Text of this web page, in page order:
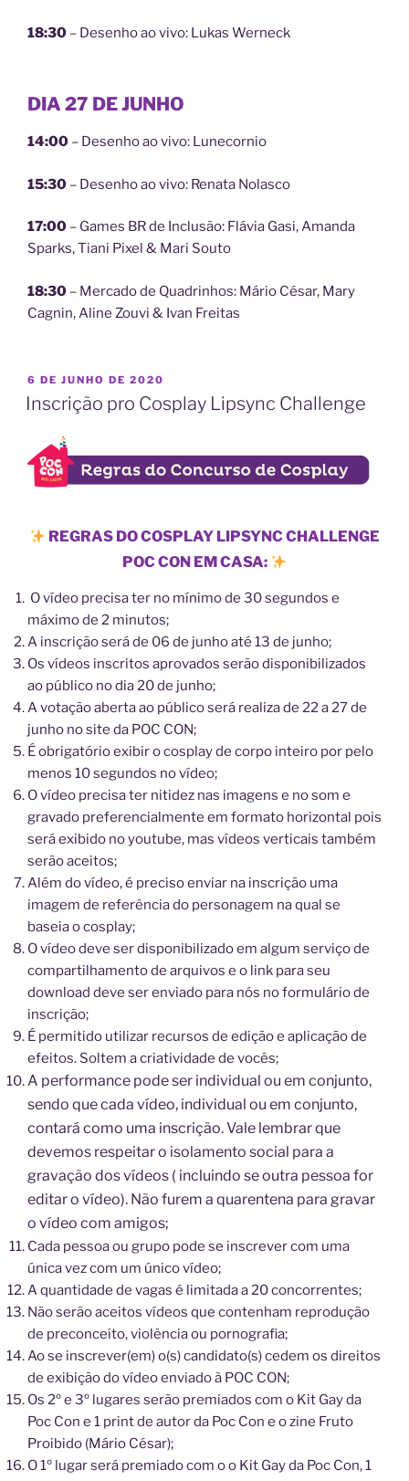
18:30 – Desenho ao vivo: Lukas Werneck
DIA 27 DE JUNHO
14:00 – Desenho ao vivo: Lunecornio
15:30 – Desenho ao vivo: Renata Nolasco
17:00 – Games BR de Inclusão: Flávia Gasi, Amanda
Sparks, Tiani Pixel & Mari Souto
18:30 – Mercado de Quadrinhos: Mário César, Mary
Cagnin, Aline Zouvi & Ivan Freitas
PUBLICADO
EM
6 DE JUNHO DE 2020
Inscrição pro Cosplay Lipsync Challenge
REGRAS DO COSPLAY LIPSYNC CHALLENGE
POC CON EM CASA:
O vídeo precisa ter no mínimo de 30 segundos e
máximo de 2 minutos;
A inscrição será de 06 de junho até 13 de junho;
Os vídeos inscritos aprovados serão disponibilizados
ao público no dia 20 de junho;
A votação aberta ao público será realiza de 22 a 27 de
junho no site da POC CON;
É obrigatório exibir o cosplay de corpo inteiro por pelo
menos 10 segundos no vídeo;
O vídeo precisa ter nitidez nas imagens e no som e
gravado preferencialmente em formato horizontal pois
será exibido no youtube, mas vídeos verticais também
serão aceitos;
Além do vídeo, é preciso enviar na inscrição uma
imagem de referência do personagem na qual se
baseia o cosplay;
O vídeo deve ser disponibilizado em algum serviço de
compartilhamento de arquivos e o link para seu
download deve ser enviado para nós no formulário de
inscrição;
É permitido utilizar recursos de edição e aplicação de
efeitos. Soltem a criatividade de vocês;
A performance pode ser individual ou em conjunto,
sendo que cada vídeo, individual ou em conjunto,
contará como uma inscrição. Vale lembrar que
devemos respeitar o isolamento social para a
gravação dos vídeos ( incluindo se outra pessoa for
editar o vídeo). Não furem a quarentena para gravar
o vídeo com amigos;
Cada pessoa ou grupo pode se inscrever com uma
única vez com um único vídeo;
A quantidade de vagas é limitada a 20 concorrentes;
Não serão aceitos vídeos que contenham reprodução
de preconceito, violência ou pornografia;
Ao se inscrever(em) o(s) candidato(s) cedem os direitos
de exibição do vídeo enviado à POC CON;
Os 2º e 3º lugares serão premiados com o Kit Gay da
Poc Con e 1 print de autor da Poc Con e o zine Fruto
Proibido (Mário César);
O 1º lugar será premiado com o o Kit Gay da Poc Con, 1